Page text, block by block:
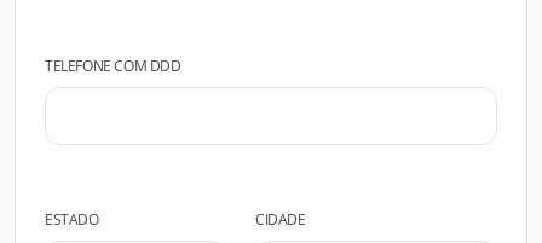
TELEFONE COM DDD
ESTADO CIDADE